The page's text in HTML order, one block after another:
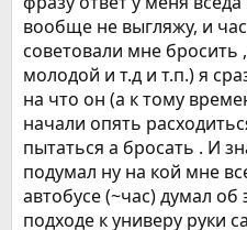
вообще не выгляжу, и
советовали мне бросить
молодой и т.д и т.п.) я
на что он (а к тому
начали опять
пытаться а бросать . И
подумал ну на кой мне
автобусе (~час) думал об
подходе к универу руки